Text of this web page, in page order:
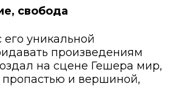
свобода
его уникальной
произведениям
на сцене Гешера мир,
и вершиной,